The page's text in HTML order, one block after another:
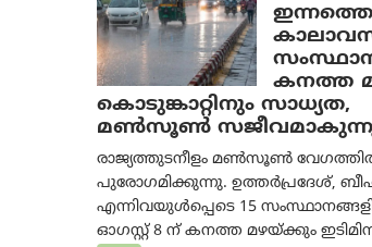
ഇന്നത്തെ
കനത്ത
കൊടുങ്കാറ്റിനും സാധ്യത,
മൺസൂൺ
രാജ്യത്തുടനീളം മൺസൂൺ
പുരോഗമിക്കുന്നു. ഉത്തർപ്രദേശ്,
എന്നിവയുൾപ്പെടെ 15
ഓഗസ്റ്റ് 8 ന് കനത്ത മഴയ്ക്കും